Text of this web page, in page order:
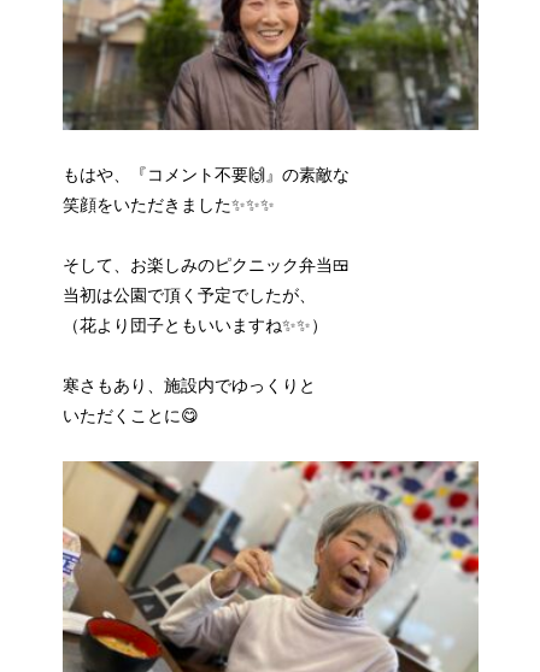
もはや、『コメント不要🙌』の素敵な
笑顔をいただきました✨✨✨
そして、お楽しみのピクニック弁当🍱
当初は公園で頂く予定でしたが、
（花より団子ともいいますね✨✨）
寒さもあり、施設内でゆっくりと
いただくことに😋